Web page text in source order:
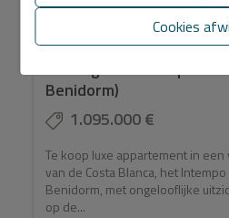
Woning met 3
Benidorm)
1.095.000 €
Te koop luxe appartement in
van de Costa Blanca, het
Benidorm, met ongelooflijke
op de...
Cookies